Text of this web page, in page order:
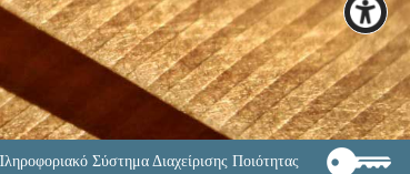
Σύστημα Διαχείρισης Ποιότητας